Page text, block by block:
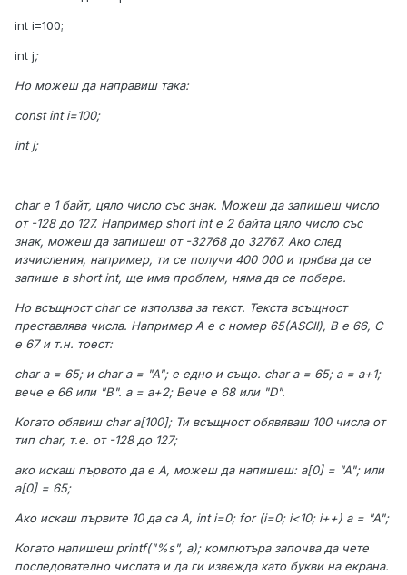
int i=100;
int j;
Но можеш да направиш така:
const int i=100;
int j;
char е 1 байт, цяло число със знак. Можеш да запишеш число
от -128 до 127. Например short int е 2 байта цяло число със
знак, можеш да запишеш от -32768 до 32767. Ако след
изчисления, например, ти се получи 400 000 и трябва да се
запише в short int, ще има проблем, няма да се побере.
Но всъщност char се използва за текст. Текста всъщност
преставлява числа. Например A е с номер 65(ASCII), B е 66, C
е 67 и т.н. тоест:
char a = 65; и char a = "A"; е едно и също. char a = 65; a = a+1;
вече е 66 или "B". a = a+2; Вече е 68 или "D".
Когато обявиш char a[100]; Ти всъщност обявяваш 100 числа от
тип char, т.е. от -128 до 127;
ако искаш първото да е A, можеш да напишеш: a[0] = "A"; или
a[0] = 65;
Ако искаш първите 10 да са А, int i=0; for (i=0; i<10; i++) a= "A";
Когато напишеш printf("%s", a); компютъра започва да чете
последователно числата и да ги извежда като букви на екрана.